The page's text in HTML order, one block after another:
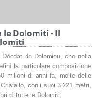
le Dolomiti - Il
de Dolomieu, che nella
la particolare composizione
milioni di anni fa, molte delle
con i suoi 3.221 metri,
di tutte le Dolomiti.